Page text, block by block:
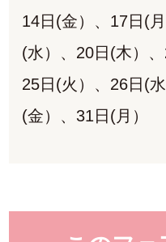
14日(金）、17日(
(水）、20日(木）
25日(火）、26日(
(金）、31日(月）